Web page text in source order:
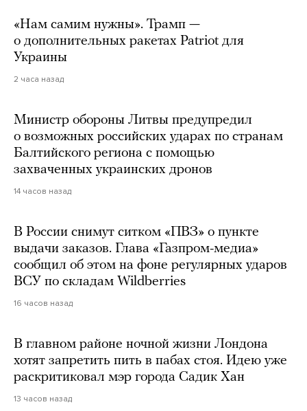
«Нам самим нужны». Трамп —
о дополнительных ракетах Patriot для
Украины
2 часа назад
Министр обороны Литвы предупредил
о возможных российских ударах по странам
Балтийского региона с помощью
захваченных украинских дронов
14 часов назад
В России снимут ситком «ПВЗ» о пункте
выдачи заказов. Глава «Газпром-медиа»
сообщил об этом на фоне регулярных ударов
ВСУ по складам Wildberries
16 часов назад
В главном районе ночной жизни Лондона
хотят запретить пить в пабах стоя. Идею уже
раскритиковал мэр города Садик Хан
13 часов назад